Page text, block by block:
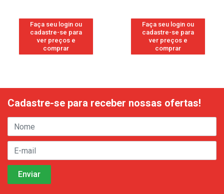
Faça seu login ou
cadastre-se para
ver preços e
comprar
Faça seu login ou
cadastre-se para
ver preços e
comprar
Cadastre-se para receber nossas ofertas!